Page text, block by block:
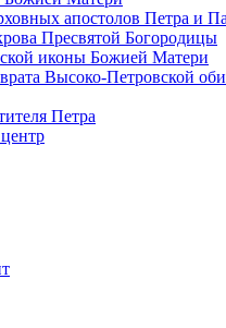
апостолов Петра и
Пресвятой Богородицы
иконы Божией Матери
Высоко-Петровской
Петра